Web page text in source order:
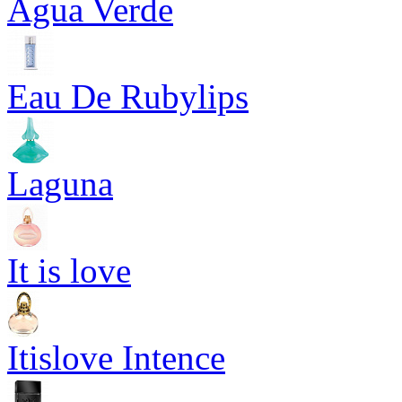
Agua Verde
Eau De Rubylips
Laguna
It is love
Itislove Intence